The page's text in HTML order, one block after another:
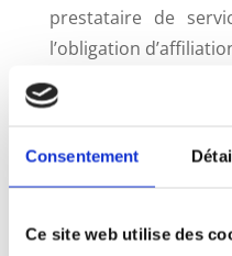
Consentement
Ce site web utilise des
prestataire de
l’obligation
Des données
de médiation,
le/la médiateur/